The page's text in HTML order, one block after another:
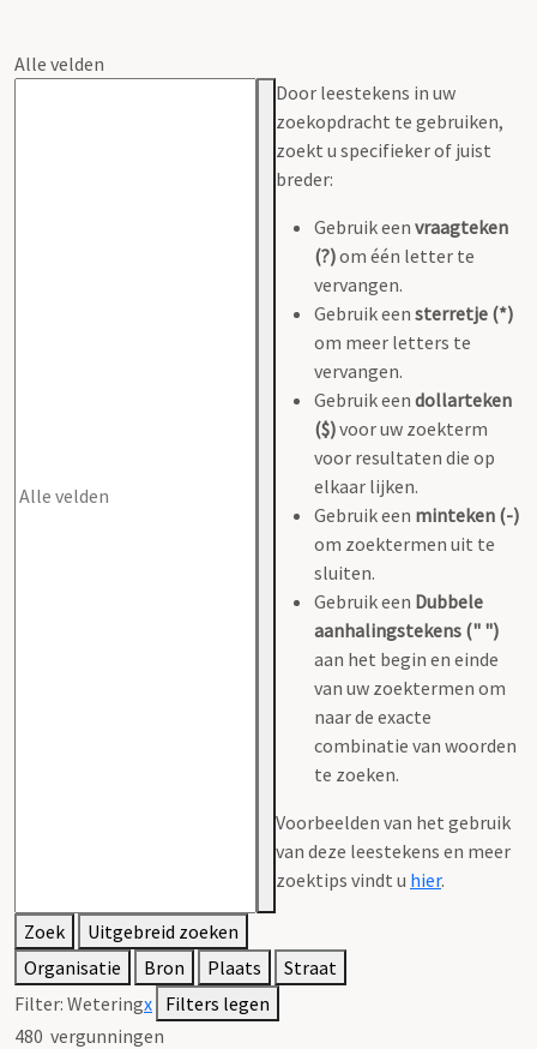
Alle velden
Door leestekens in uw
zoekopdracht te gebruiken,
zoekt u specifieker of juist
breder:
Gebruik een vraagteken
(?)om één letter te
vervangen.
Gebruik een sterretje (*)
om meer letters te
vervangen.
Gebruik een dollarteken
($)voor uw zoekterm
voor resultaten die op
elkaar lijken.
Gebruik een minteken (-)
om zoektermen uit te
sluiten.
Gebruik een Dubbele
aanhalingstekens (" ")
aan het begin en einde
van uw zoektermen om
naar de exacte
combinatie van woorden
te zoeken.
Voorbeelden van het gebruik
van deze leestekens en meer
zoektips vindt u hier.
Zoek
Uitgebreid zoeken
Organisatie
Bron Plaats
Straat
Filter: Weteringx Filters legen
480 vergunningen